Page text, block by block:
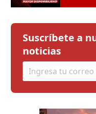
Suscríbete a
noticias